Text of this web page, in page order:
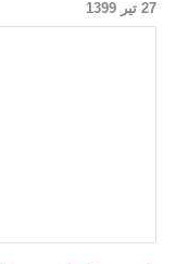
27 تیر 1399